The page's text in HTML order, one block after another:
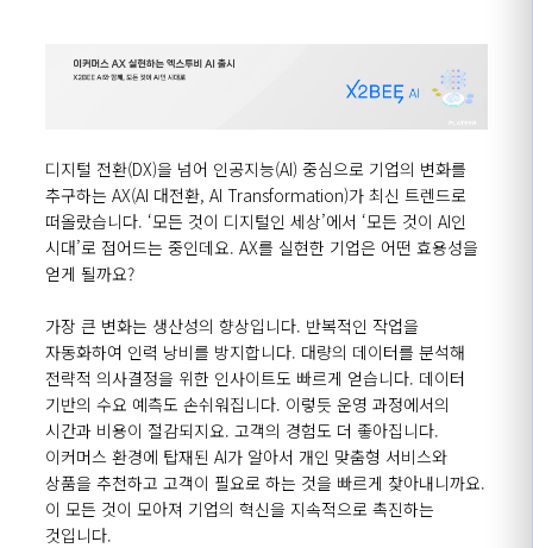
디지털 전환(DX)을 넘어 인공지능(AI) 중심으로 기업의 변화를
추구하는 AX(AI 대전환, AI Transformation)가 최신 트렌드로
떠올랐습니다. ‘모든 것이 디지털인 세상’에서 ‘모든 것이 AI인
시대’로 접어드는 중인데요. AX를 실현한 기업은 어떤 효용성을
얻게 될까요?
가장 큰 변화는 생산성의 향상입니다. 반복적인 작업을
자동화하여 인력 낭비를 방지합니다. 대량의 데이터를 분석해
전략적 의사결정을 위한 인사이트도 빠르게 얻습니다. 데이터
기반의 수요 예측도 손쉬워집니다. 이렇듯 운영 과정에서의
시간과 비용이 절감되지요. 고객의 경험도 더 좋아집 니다.
이커머스 환경에 탑재된 AI가 알아서 개인 맞춤형 서비스와
상품을 추천하고 고객이 필요로 하는 것을 빠르게 찾아내니까요.
이 모든 것이 모아져 기업의 혁신을 지속적으로 촉진하는
것입니다.